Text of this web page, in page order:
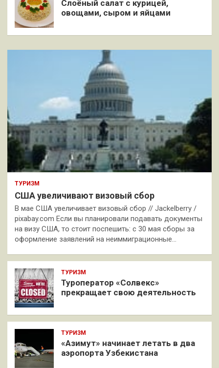
Слоёный салат с курицей,
овощами, сыром и яйцами
ТУРИЗМ
США увеличивают визовый сбор
В мае США увеличивает визовый сбор // Jackelberry /
pixabay.com Если вы планировали подавать документы
на визу США, то стоит поспешить: с 30 мая сборы за
оформление заявлений на неиммиграционные…
ТУРИЗМ
Туроператор «Солвекс»
прекращает свою деятельность
ТУРИЗМ
«Азимут» начинает летать в два
аэропорта Узбекистана